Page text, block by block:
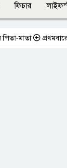
ফিচার
প্রথমবারের মতো